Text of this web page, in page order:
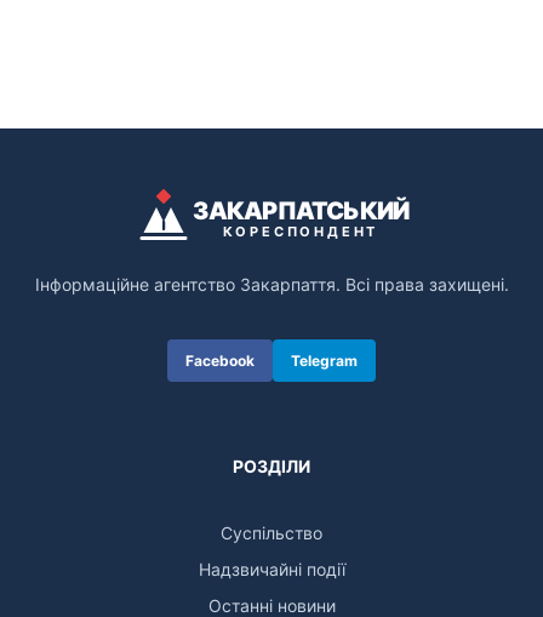
ЗАКАРПАТСЬКИЙ
КОРЕСПОНДЕНТ
Інформаційне агентство Закарпаття. Всі права захищені.
Facebook Telegram
РОЗДІЛИ
Суспільство
Надзвичайні події
Останні новини